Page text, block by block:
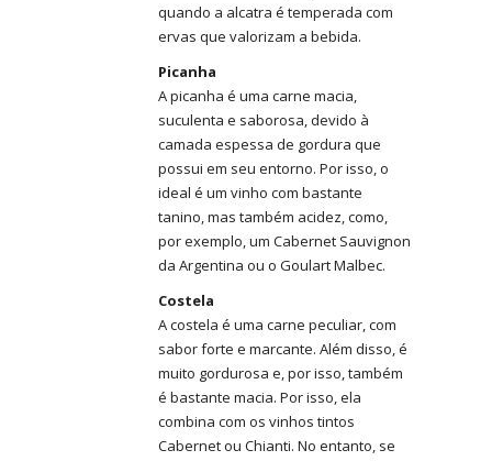
quando a alcatra é temperada com
ervas que valorizam a bebida.
Picanha
A picanha é uma carne macia,
suculenta e saborosa, devido à
camada espessa de gordura que
possui em seu entorno. Por isso, o
ideal é um vinho com bastante
tanino, mas também acidez, como,
por exemplo, um Cabernet Sauvignon
da Argentina ou o Goulart Malbec.
Costela
A costela é uma carne peculiar, com
sabor forte e marcante. Além disso, é
muito gordurosa e, por isso, também
é bastante macia. Por isso, ela
combina com os vinhos tintos
Cabernet ou Chianti. No entanto, se